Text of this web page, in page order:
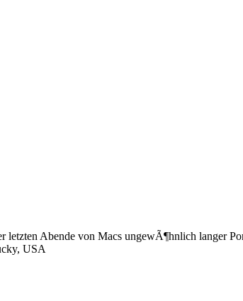
letzten Abende von Macs ungewÃ¶hnlich langer
USA